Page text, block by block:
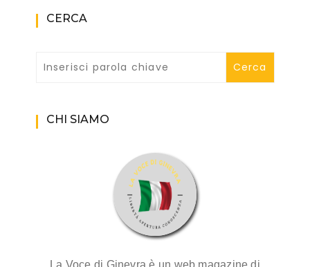
CERCA
CHI SIAMO
La Voce di Ginevra è un web magazine di